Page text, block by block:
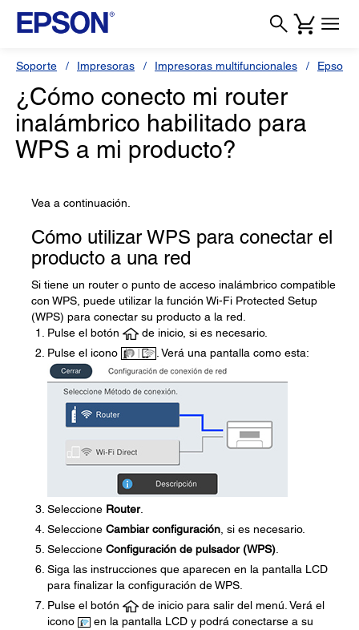
Soporte Impresoras Impresoras multifuncionales Epson
¿Cómo conecto mi router
inalámbrico habilitado para
WPS a mi producto?
Vea a continuación.
Cómo utilizar WPS para conectar el
producto a una red
Si tiene un router o punto de acceso inalámbrico compatible
con WPS, puede utilizar la función Wi-Fi Protected Setup
(WPS) para conectar su producto a la red.
Pulse el botón
de inicio, si es necesario.
Pulse el icono
. Verá una pantalla como esta:
Seleccione Router.
Seleccione Cambiar configuración , si es necesario.
Seleccione Configuración de pulsador (WPS)
Siga las instrucciones que aparecen en la pantalla LCD
para finalizar la configuración de WPS.
Pulse el botón
de inicio para salir del menú. Verá el
icono
en la pantalla LCD y podrá conectarse a su